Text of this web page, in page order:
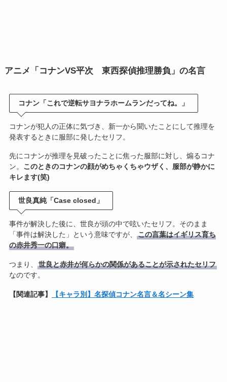
アニメ「コナンVS平次 東西探偵推理勝負」の名言
コナン「これで逆転サヨナラホームランだってね。」
コナンが犯人の正体に気づき、新一から聞いたことにして推理を
発表するときに服部に発したセリフ。
先にコナンが推理を見破ったことに焦った服部に対し、煽るコナ
ン。 このときのコナンの顔がめちゃくちゃウザく、服部が静かに
キレます(笑)
世良真純「Case closed」
事件が解決した後に、世良が頭の中で呟いたセリフ。そのまま
「事件は解決した」という意味ですが、
この言葉はイギリス育ち
の赤井秀一の口癖。
つまり、
世良と赤井が何らかの関係があることが示されたセリフ
なのです。
【関連記事】 【キャラ別】名探偵コナン名言＆名シーン集